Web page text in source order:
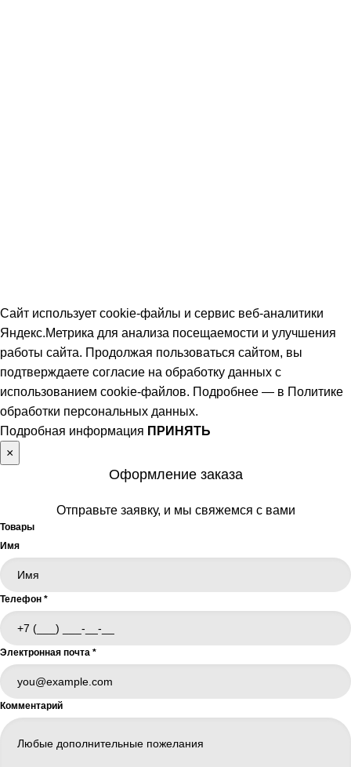
Сайт использует cookie-файлы и сервис веб-аналитики
Яндекс.Метрика для анализа посещаемости и улучшения
работы сайта. Продолжая пользоваться сайтом, вы
подтверждаете согласие на обработку данных с
использованием cookie-файлов. Подробнее — в Политике
обработки персональных данных.
Подробная информация ПРИНЯТЬ
×
Оформление заказа
Отправьте заявку, и мы свяжемся с вами
Товары
Имя
Телефон *
Электронная почта *
Комментарий